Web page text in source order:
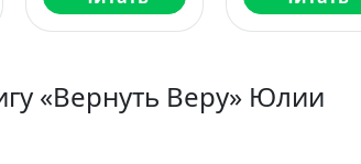
«Вернуть Веру» Юлии